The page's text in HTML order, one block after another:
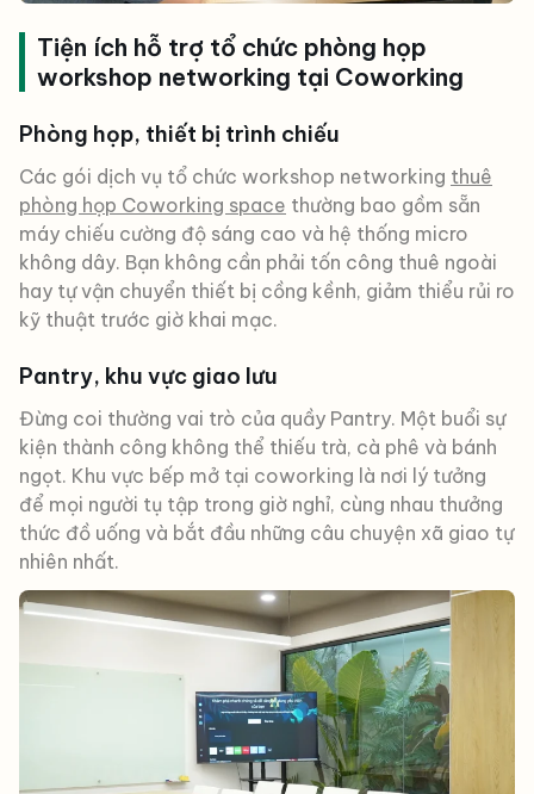
Tiện ích hỗ trợ tổ chức phòng họp
workshop networking tại Coworking
Phòng họp, thiết bị trình chiếu
Các gói dịch vụ tổ chức workshop networking thuê
phòng họp Coworking space thường bao gồm sẵn
máy chiếu cường độ sáng cao và hệ thống micro
không dây. Bạn không cần phải tốn công thuê ngoài
hay tự vận chuyển thiết bị cồng kềnh, giảm thiểu rủi ro
kỹ thuật trước giờ khai mạc.
Pantry, khu vực giao lưu
Đừng coi thường vai trò của quầy Pantry. Một buổi sự
kiện thành công không thể thiếu trà, cà phê và bánh
ngọt. Khu vực bếp mở tại coworking là nơi lý tưởng
để mọi người tụ tập trong giờ nghỉ, cùng nhau thưởng
thức đồ uống và bắt đầu những câu chuyện xã giao tự
nhiên nhất.